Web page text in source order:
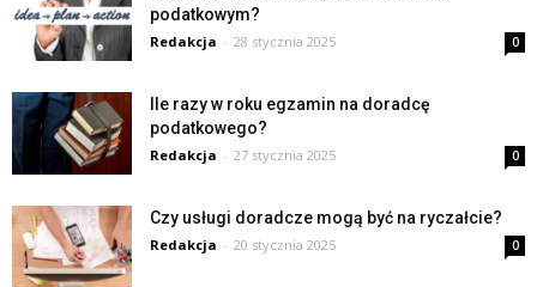
podatkowym?
Redakcja - 28 stycznia 2025 0
Ile razy w roku egzamin na doradcę
podatkowego?
Redakcja - 27 stycznia 2025 0
Czy usługi doradcze mogą być na ryczałcie?
Redakcja - 20 stycznia 2025 0